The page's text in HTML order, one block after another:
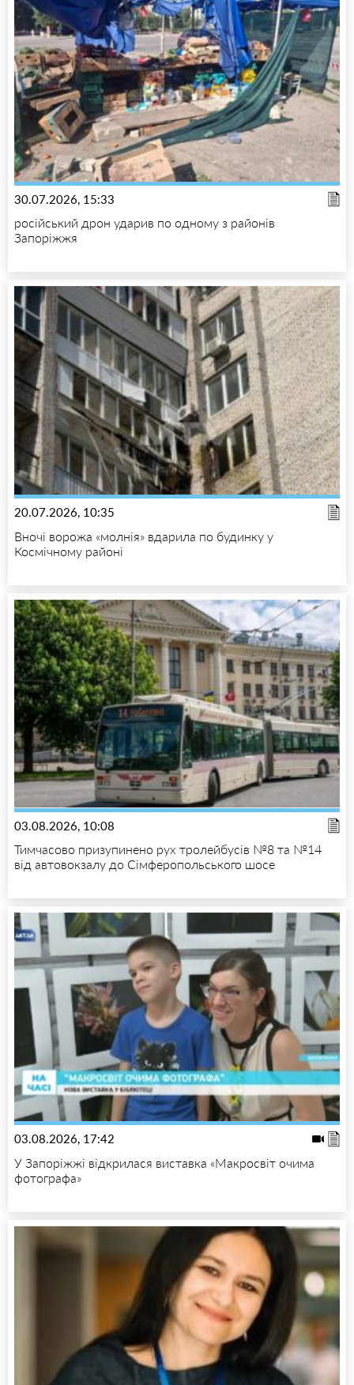
30.07.2026, 15:33
російський дрон ударив по одному з районів
Запоріжжя
20.07.2026, 10:35
Вночі ворожа «молнія» вдарила по будинку у
Космічному районі
03.08.2026, 10:08
Тимчасово призупинено рух тролейбусів №8 та №14
від автовокзалу до Сімферопольського шосе
03.08.2026, 17:42
У Запоріжжі відкрилася виставка «Макросвіт очима
фотографа»